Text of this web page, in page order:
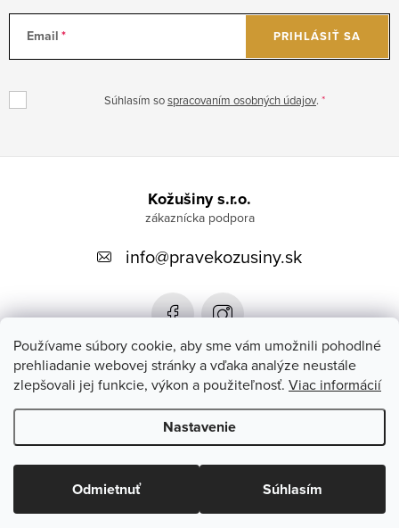
Používame súbory cookie, aby sme vám umožnili pohodlné
prehliadanie webovej stránky a vďaka analýze neustále
zlepšovali jej funkcie, výkon a použiteľnosť. Viac informácií
Nastavenie
Odmietnuť Súhlasím
Email
Súhlasím sospracovaním osobných údajov.
PRIHLÁSIŤ SA
i
Kožušiny s.r.o.
info@pravekozusiny.sk
Zákaznícky servis
Copyright 2026#PRAVEKOZUSINY.SK#. Všetky práva vyhradené.
Upraviť nastavenie cookies